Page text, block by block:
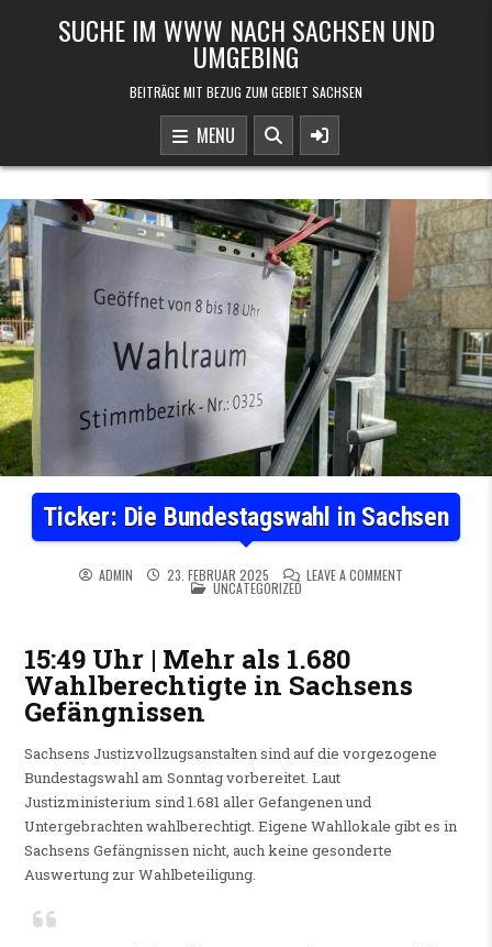
SUCHE IM WWW NACH SACHSEN UND
UMGEBING
BEITRÄGE MIT BEZUG ZUM GEBIET SACHSEN
MENU
Ticker: Die Bundestagswahl in Sachsen
ADMIN 23. FEBRUAR 2025 LEAVE A COMMENTON TICKER: DIE
POSTED IN
UNCATEGORIZED
15:49 Uhr | Mehr als 1.680
Wahlberechtigte in Sachsens
Gefängnissen
Sachsens Justizvollzugsanstalten sind auf die vorgezogene
Bundestagswahl am Sonntag vorbereitet. Laut
Justizministerium sind 1.681 aller Gefangenen und
Untergebrachten wahlberechtigt. Eigene Wahllokale gibt es in
Sachsens Gefängnissen nicht, auch keine gesonderte
Auswertung zur Wahlbeteiligung.